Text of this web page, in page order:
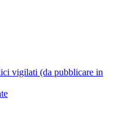
vigilati (da pubblicare in